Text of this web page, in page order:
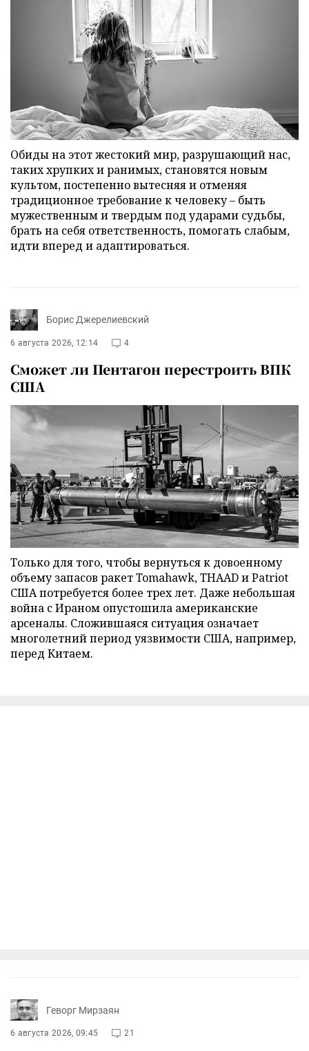
Обиды на этот жестокий мир, разрушающий нас,
таких хрупких и ранимых, становятся новым
культом, постепенно вытесняя и отменяя
традиционное требование к человеку – быть
мужественным и твердым под ударами судьбы,
брать на себя ответственность, помогать слабым,
идти вперед и адаптироваться.
Борис Джерелиевский
6 августа 2026, 12:14 4
Сможет ли Пентагон перестроить ВПК
США
Только для того, чтобы вернуться к довоенному
объему запасов ракет Tomahawk, THAAD и Patriot
США потребуется более трех лет. Даже небольшая
война с Ираном опустошила американские
арсеналы. Сложившаяся ситуация означает
многолетний период уязвимости США, например,
перед Китаем.
Геворг Мирзаян
6 августа 2026, 09:45 21